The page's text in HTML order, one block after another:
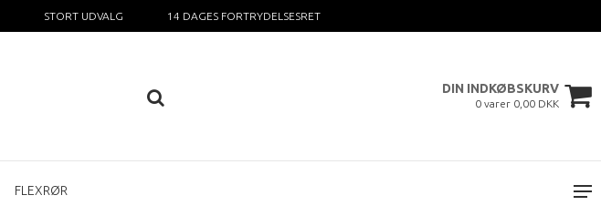
STORT UDVALG 14 DAGES FORTRYDELSESRET
DIN INDKØBSKURV
0 varer 0,00 DKK
FLEXRØR